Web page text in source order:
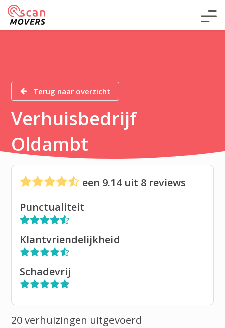
Terug naar overzicht
Verhuisbedrijf
Oldambt
een 9.14uit 8 reviews
Punctualiteit
Klantvriendelijkheid
Schadevrij
20 verhuizingen uitgevoerd